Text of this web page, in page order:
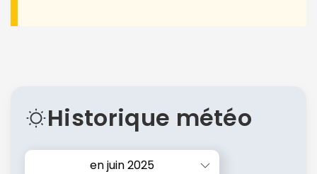
Historique météo
en juin 2025